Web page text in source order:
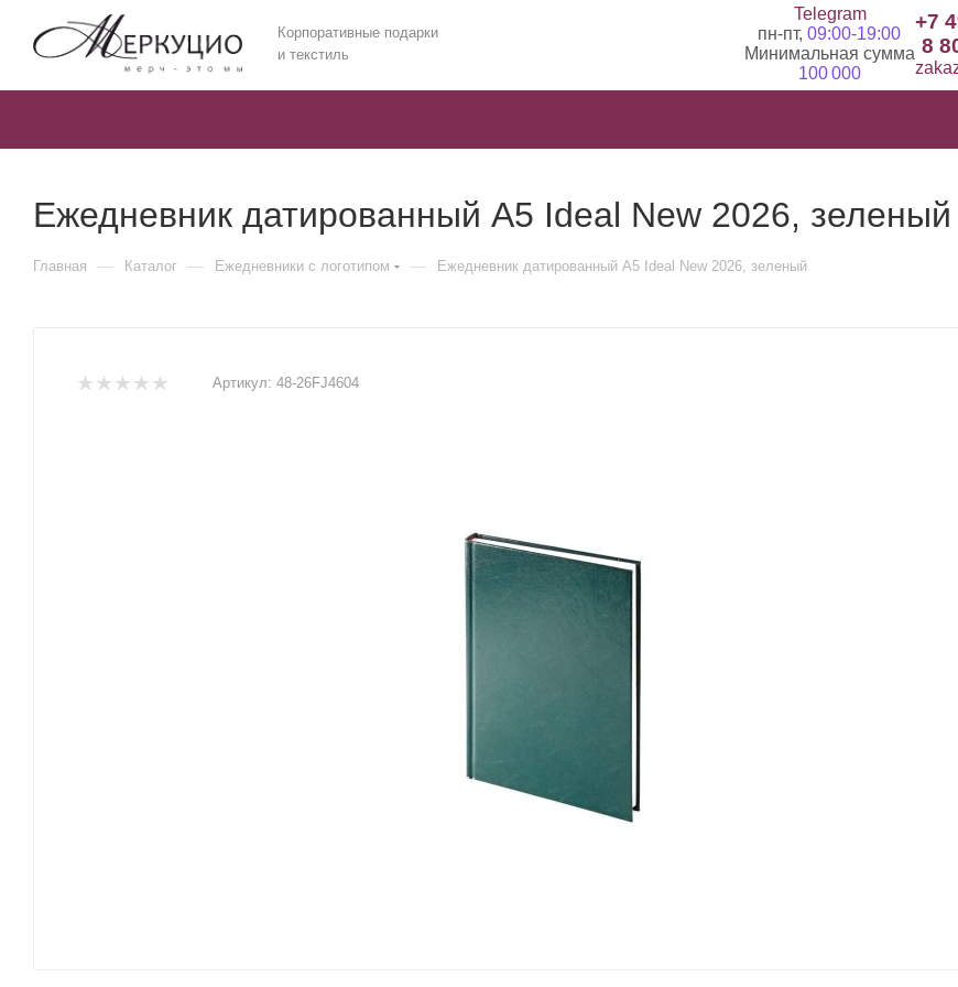
Корпоративные подарки
и текстиль
Telegram
пн-пт, 09:00-19:00
Минимальная сумма
100 000
+7
8
Ежедневник датированный А5 Ideal New 2026, зеленый
Главная — Каталог — Ежедневники c логотипом — Ежедневник датированный А5 Ideal New 2026, зеленый
Артикул: 48-26FJ4604